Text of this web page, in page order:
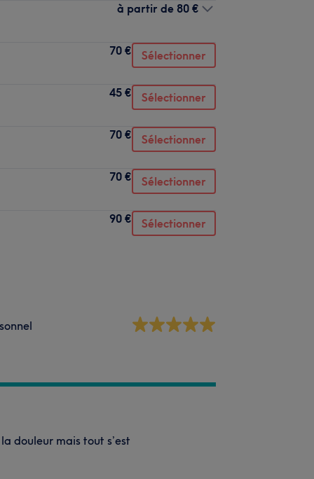
à partir de 80 €
70 € Sélectionner
45 € Sélectionner
70 € Sélectionner
70 € Sélectionner
90 € Sélectionner
douleur mais tout s’est